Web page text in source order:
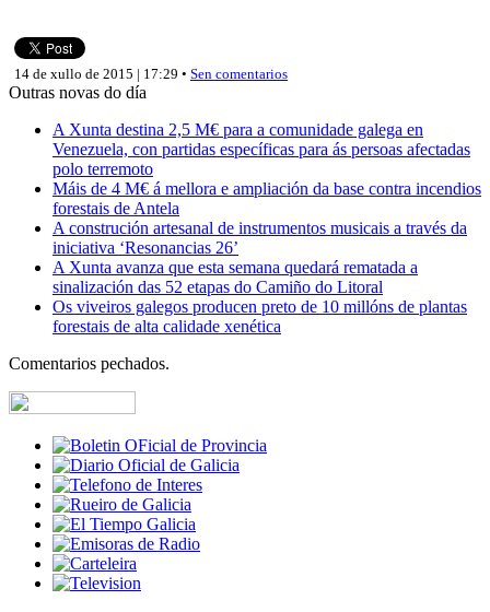
14 de xullo de 2015 | 17:29 • Sen comentarios
Outras novas do día
A Xunta destina 2,5 M€ para a comunidade galega en
Venezuela, con partidas específicas para ás persoas afectadas
polo terremoto
Máis de 4 M€ á mellora e ampliación da base contra incendios
forestais de Antela
A construción artesanal de instrumentos musicais a través da
iniciativa ‘Resonancias 26’
A Xunta avanza que esta semana quedará rematada a
sinalización das 52 etapas do Camiño do Litoral
Os viveiros galegos producen preto de 10 millóns de plantas
forestais de alta calidade xenética
Comentarios pechados.